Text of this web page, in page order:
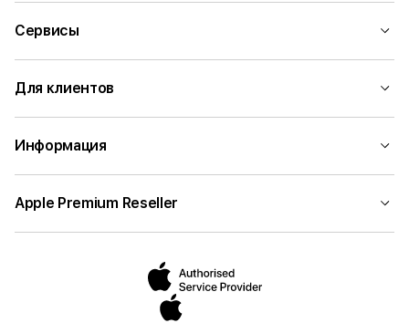
Сервисы
Для клиентов
Информация
Apple Premium Reseller